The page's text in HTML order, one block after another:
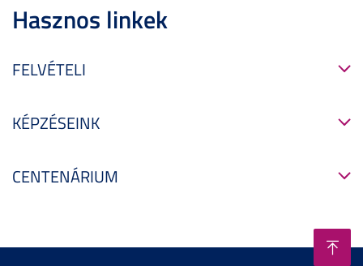
Hasznos linkek
FELVÉTELI
KÉPZÉSEINK
CENTENÁRIUM